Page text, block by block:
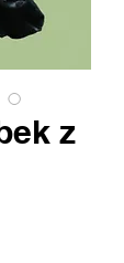
z